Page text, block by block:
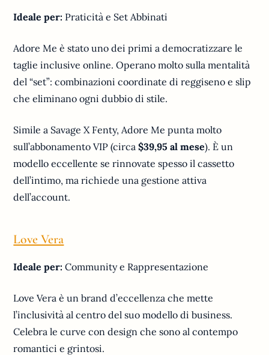
Ideale per: Praticità e Set Abbinati
Adore Me è stato uno dei primi a democratizzare le
taglie inclusive online. Operano molto sulla mentalità
del “set”: combinazioni coordinate di reggiseno e slip
che eliminano ogni dubbio di stile.
Simile a Savage X Fenty, Adore Me punta molto
sull’abbonamento VIP (circa$39,95 al mese). È un
modello eccellente se rinnovate spesso il cassetto
dell’intimo, ma richiede una gestione attiva
dell’account.
Love Vera
Ideale per: Community e Rappresentazione
Love Vera è un brand d’eccellenza che mette
l’inclusività al centro del suo modello di business.
Celebra le curve con design che sono al contempo
romantici e grintosi.